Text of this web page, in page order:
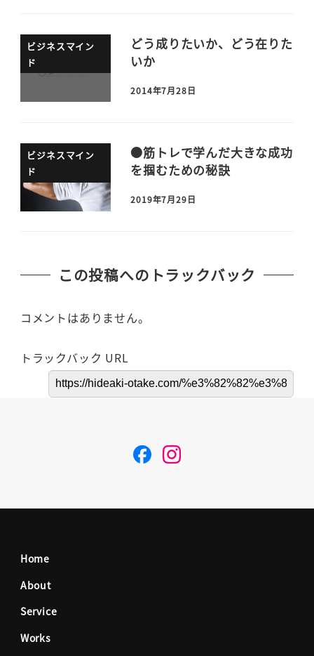
ビジネスマイン
ド
どう成りたいか、どう在りた
いか
2014年7月28日
ビジネスマイン
ド
●筋トレで学んだ大きな成功
を掴むための秘訣
2019年7月29日
この投稿へのトラックバック
コメントはありません。
トラックバック URL
F I
Home
About
Service
Works